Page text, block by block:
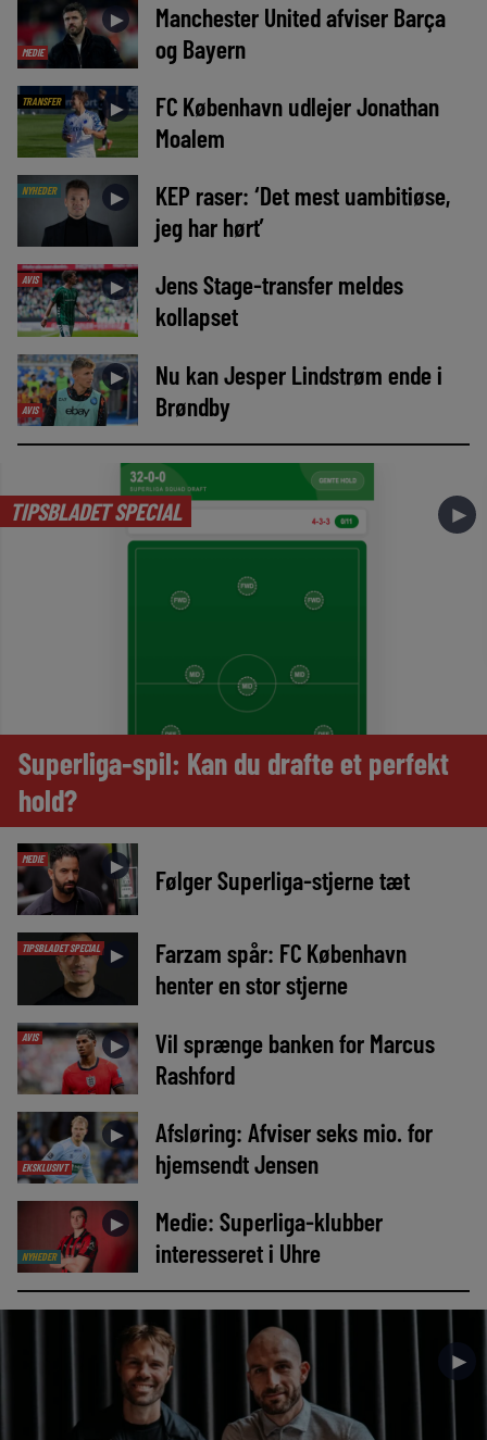
MEDIE
►
Manchester United afviser Barça
og Bayern
TRANSFER ►
FC København udlejer Jonathan
Moalem
NYHEDER ►
KEP raser: ‘Det mest uambitiøse,
jeg har hørt’
AVIS ►
Jens Stage-transfer meldes
kollapset
AVIS
►
Nu kan Jesper Lindstrøm ende i
Brøndby
TIPSBLADET SPECIAL ►
Superliga-spil: Kan du drafte et perfekt
hold?
MEDIE ► Følger Superliga-stjerne tæt
TIPSBLADET SPECIAL ►
Farzam spår: FC København
henter en stor stjerne
AVIS ►
Vil sprænge banken for Marcus
Rashford
EKSKLUSIVT
►
Afsløring: Afviser seks mio. for
hjemsendt Jensen
NYHEDER
►
Medie: Superliga-klubber
interesseret i Uhre
►